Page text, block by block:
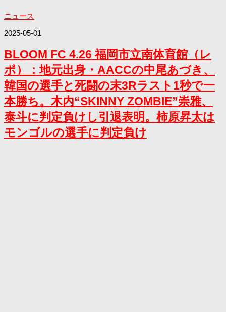
ニュース
2025-05-01
BLOOM FC 4.26 福岡市立南体育館（レ
ポ）：地元出身・AACCの中尾あづき、
韓国の選手と死闘の末3Rラスト1秒で一
本勝ち。木内“SKINNY ZOMBIE”崇雅、
泰斗に判定負けし引退表明。柿原昇太は
モンゴルの選手に判定負け